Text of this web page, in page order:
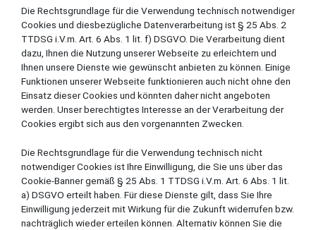
Die Rechtsgrundlage für die Verwendung technisch notwendiger
Cookies und diesbezügliche Datenverarbeitung ist § 25 Abs. 2
TTDSG i.V.m. Art. 6 Abs. 1 lit. f) DSGVO. Die Verarbeitung dient
dazu, Ihnen die Nutzung unserer Webseite zu erleichtern und
Ihnen unsere Dienste wie gewünscht anbieten zu können. Einige
Funktionen unserer Webseite funktionieren auch nicht ohne den
Einsatz dieser Cookies und könnten daher nicht angeboten
werden. Unser berechtigtes Interesse an der Verarbeitung der
Cookies ergibt sich aus den vorgenannten Zwecken.
Die Rechtsgrundlage für die Verwendung technisch nicht
notwendiger Cookies ist Ihre Einwilligung, die Sie uns über das
Cookie-Banner gemäß § 25 Abs. 1 TTDSG i.V.m. Art. 6 Abs. 1 lit.
a) DSGVO erteilt haben. Für diese Dienste gilt, dass Sie Ihre
Einwilligung jederzeit mit Wirkung für die Zukunft widerrufen bzw.
nachträglich wieder erteilen können. Alternativ können Sie die